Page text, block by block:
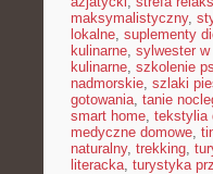
maksymalistyczny,
lokalne, suplementy
kulinarne, sylwester w
kulinarne, szkolenie
nadmorskie, szlaki
gotowania, tanie
smart home, tekstylia
medyczne domowe,
naturalny, trekking,
literacka, turystyka